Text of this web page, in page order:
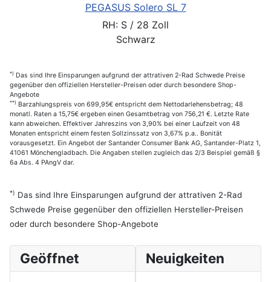
PEGASUS Solero SL 7
RH: S / 28 Zoll
Schwarz
*) Das sind Ihre Einsparungen aufgrund der attrativen 2-Rad Schwede Preise
gegenüber den offiziellen Hersteller-Preisen oder durch besondere Shop-
Angebote
**) Barzahlungspreis von 699,95€ entspricht dem Nettodarlehensbetrag; 48
monatl. Raten a 15,75€ ergeben einen Gesamtbetrag von 756,21 €. Letzte Rate
kann abweichen. Effektiver Jahreszins von 3,90% bei einer Laufzeit von 48
Monaten entspricht einem festen Sollzinssatz von 3,67% p.a.. Bonität
vorausgesetzt. Ein Angebot der Santander Consumer Bank AG, Santander-Platz 1,
41061 Mönchengladbach. Die Angaben stellen zugleich das 2/3 Beispiel gemäß §
6a Abs. 4 PAngV dar.
*) Das sind Ihre Einsparungen aufgrund der attrativen 2-Rad
Schwede Preise gegenüber den offiziellen Hersteller-Preisen
oder durch besondere Shop-Angebote
Geöffnet Neuigkeiten